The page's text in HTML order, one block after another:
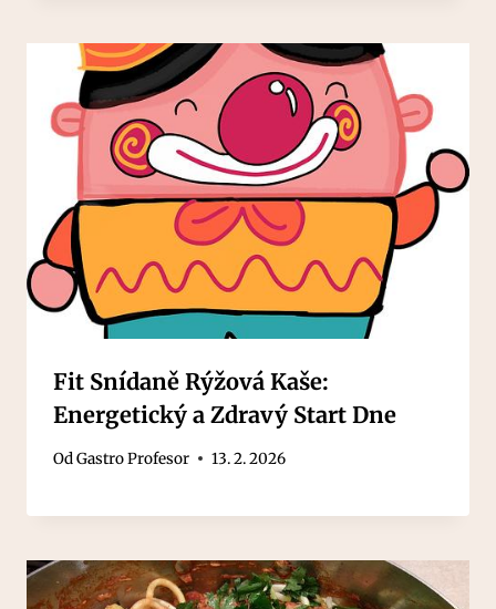
Fit Snídaně Rýžová Kaše:
Energetický a Zdravý Start Dne
OdGastro Profesor 13. 2. 2026